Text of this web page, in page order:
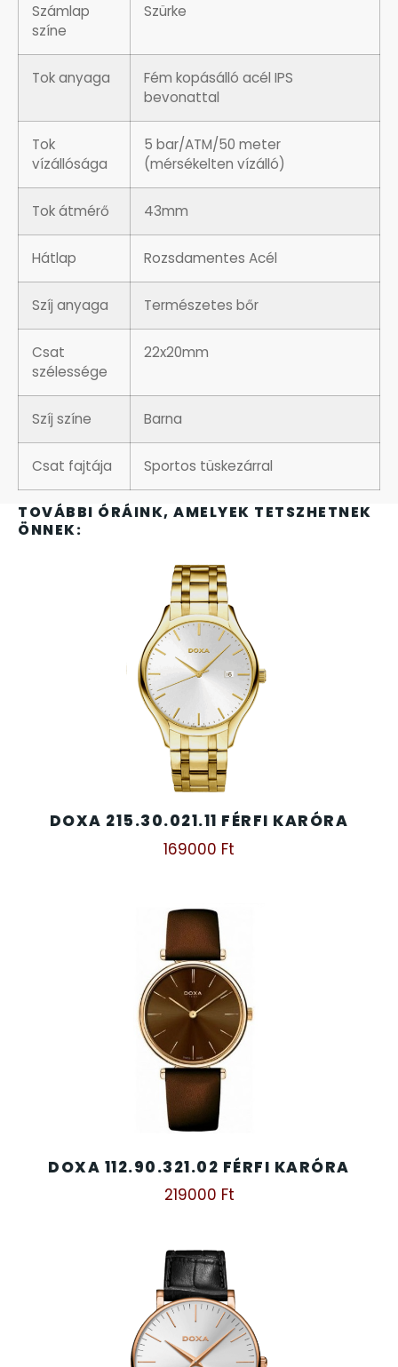
TOVÁBBI ÓRÁINK, AMELYEK TETSZHETNEK
ÖNNEK:
DOXA 215.30.021.11 FÉRFI KARÓRA
169000 Ft
DOXA 112.90.321.02 FÉRFI KARÓRA
219000 Ft
Számlap
színe
Szürke
Tok anyaga
Fém kopásálló acél IPS
bevonattal
Tok
vízállósága
5 bar/ATM/50 meter
(mérsékelten vízálló)
Tok átmérő 43mm
Hátlap Rozsdamentes Acél
Szíj anyaga Természetes bőr
Csat
szélessége
22x20mm
Szíj színe Barna
Csat fajtája Sportos tüskezárral
ORIENT
POLICE
SANTA BARBARA
SEIKO
SENCOR
SERGIO TACCHINI
SLAZENGER
STOPPER
SZÁMOLÓGÉPEK
TIMESTAR HÁLÓZATI ÉBRESZTŐÓRÁK
ZSEBKÉS